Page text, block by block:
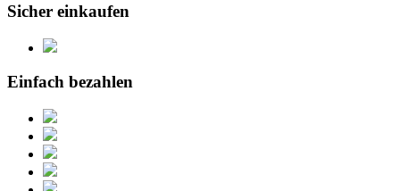
Sicher einkaufen
Einfach bezahlen